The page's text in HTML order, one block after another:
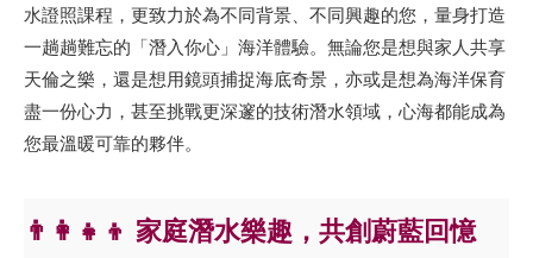
水證照課程，更致力於為不同背景、不同興趣的您，量身打造
一趟趟難忘的「潛入你心」海洋體驗。無論您是想與家人共享
天倫之樂，還是想用鏡頭捕捉海底奇景，亦或是想為海洋保育
盡一份心力，甚至挑戰更深邃的技術潛水領域，心海都能成為
您最溫暖可靠的夥伴。
👨‍👩‍👧‍👦 家庭潛水樂趣，共創蔚藍回憶